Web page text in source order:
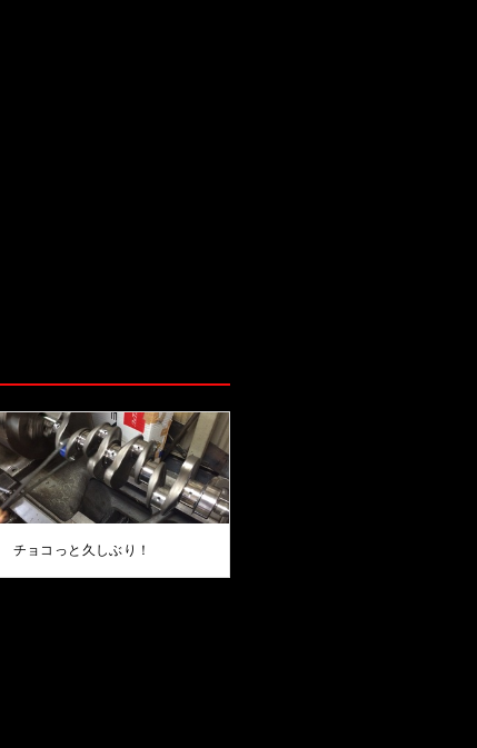
チョコっと久しぶり！